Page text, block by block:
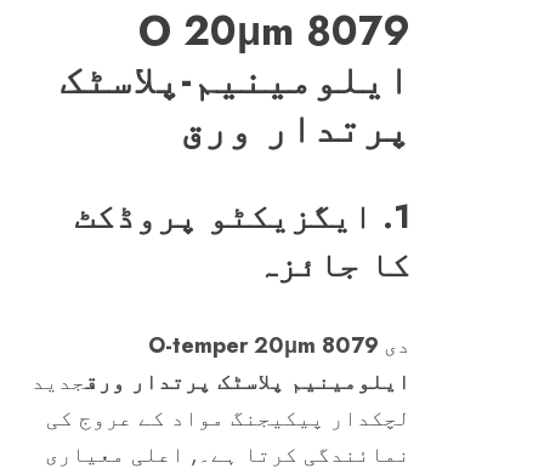
8079 O 20μm
ایلومینیم-پلاسٹک
پرتدار ورق
1. ایگزیکٹو پروڈکٹ
کا جائزہ
دی
8079 O-temper 20μm
ایلومینیم پلاسٹک پرتدار ورقجدید
لچکدار پیکیجنگ مواد کے عروج کی
نمائندگی کرتا ہے۔, اعلی معیاری